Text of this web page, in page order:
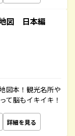
図 日本編
図本！観光名所や
て脳もイキイキ！
詳細を見る